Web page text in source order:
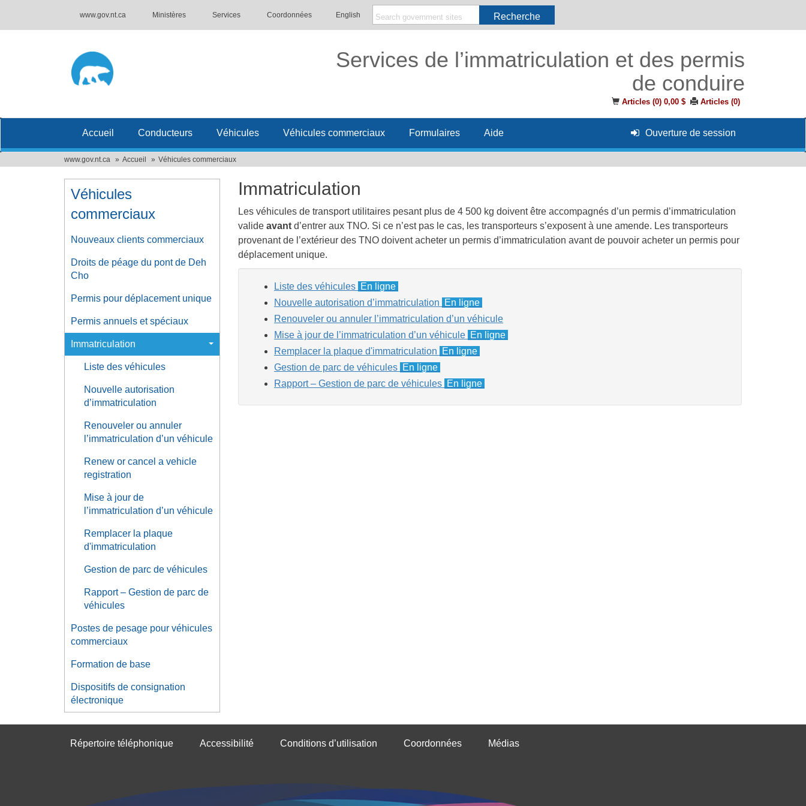
www.gov.nt.ca Ministères Services Coordonnées English Recherche
Services de l’immatriculation et des permis
de conduire
Articles (0) 0,00 $ Articles (0)
Accueil Conducteurs Véhicules Véhicules commerciaux Formulaires Aide Ouverture de session
www.gov.nt.ca Accueil Véhicules commerciaux
Véhicules
commerciaux
Nouveaux clients commerciaux
Droits de péage du pont de Deh
Cho
Permis pour déplacement unique
Permis annuels et spéciaux
Immatriculation
Liste des véhicules
Nouvelle autorisation
d’immatriculation
Renouveler ou annuler
l’immatriculation d’un véhicule
Renew or cancel a vehicle
registration
Mise à jour de
l’immatriculation d’un véhicule
Remplacer la plaque
d'immatriculation
Gestion de parc de véhicules
Rapport – Gestion de parc de
véhicules
Postes de pesage pour véhicules
commerciaux
Formation de base
Dispositifs de consignation
électronique
Immatriculation
Les véhicules de transport utilitaires pesant plus de 4 500 kg doivent être accompagnés d’un permis d’immatriculation
valide avant d’entrer aux TNO. Si ce n’est pas le cas, les transporteurs s’exposent à une amende. Les transporteurs
provenant de l’extérieur des TNO doivent acheter un permis d’immatriculation avant de pouvoir acheter un permis pour
déplacement unique.
Liste des véhicules En ligne
Nouvelle autorisation d’immatriculation
En ligne
Renouveler ou annuler l’immatriculation d’un véhicule
Mise à jour de l’immatriculation d’un véhicule En ligne
Remplacer la plaque d'immatriculation
En ligne
Gestion de parc de véhicules En ligne
Rapport – Gestion de parc de véhicules En ligne
Répertoire téléphonique Accessibilité Conditions d’utilisation Coordonnées Médias